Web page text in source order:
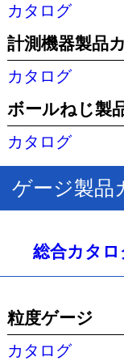
カタログ
計測機器製品
カタログ
ボールねじ製
カタログ
ゲージ製品
総合カタロ
粒度ゲージ
カタログ